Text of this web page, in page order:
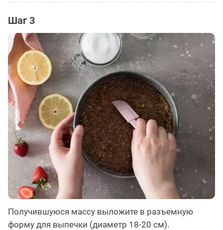
Шаг 3
Получившуюся массу выложите в разъемную
форму для выпечки (диаметр 18-20 см).